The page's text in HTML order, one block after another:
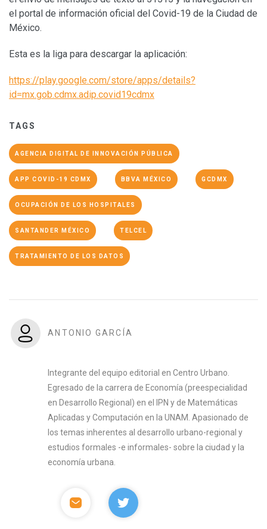
el portal de información oficial del Covid-19 de la Ciudad de
México.
Esta es la liga para descargar la aplicación:
https://play.google.com/store/apps/details?
id=mx.gob.cdmx.adip.covid19cdmx
TAGS
AGENCIA DIGITAL DE INNOVACIÓN PÚBLICA
APP COVID-19 CDMX BBVA MÉXICO GCDMX
OCUPACIÓN DE LOS HOSPITALES
SANTANDER MÉXICO TELCEL
TRATAMIENTO DE LOS DATOS
ANTONIO GARCÍA
Integrante del equipo editorial en Centro Urbano.
Egresado de la carrera de Economía (preespecialidad
en Desarrollo Regional) en el IPN y de Matemáticas
Aplicadas y Computación en la UNAM. Apasionado de
los temas inherentes al desarrollo urbano-regional y
estudios formales -e informales- sobre la ciudad y la
economía urbana.